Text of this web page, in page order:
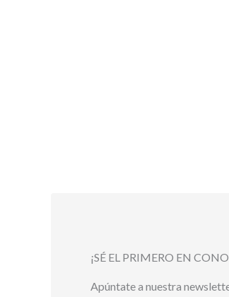
¡SÉ EL PRIMERO EN
Apúntate a nuestra